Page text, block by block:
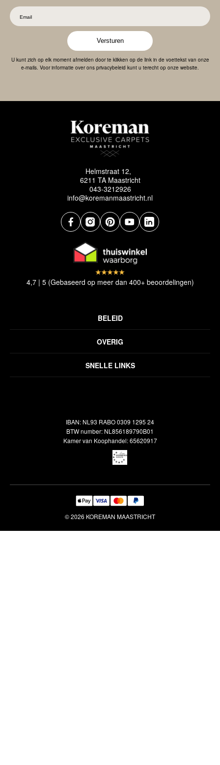
Versturen
U kunt zich op elk moment afmelden door te klikken op de link in de voettekst van onze
e-mails. Voor informatie over ons privacybeleid kunt u terecht op onze website.
Helmstraat 12,
6211 TA Maastricht
043-3212926
info@koremanmaastricht.nl
SNELLE LINKS
OVERIG
Inspiratie
Veelgestelde vragen
BELEID
Disclaimer
Verzendbeleid
4,7 | 5 (Gebaseerd op meer dan 400+ beoordelingen)
IBAN: NL93 RABO 0309 1295 24
BTW number: NL856189790B01
Kamer van Koophandel: 65620917
© 2026 KOREMAN MAASTRICHT